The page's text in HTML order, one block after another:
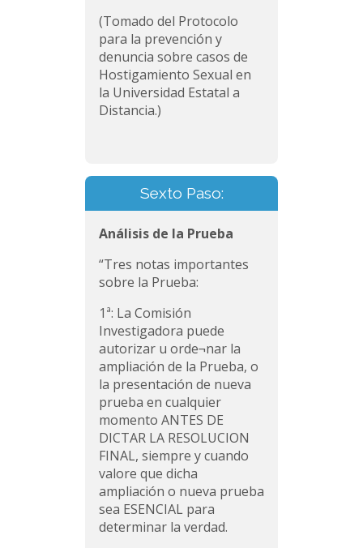
(Tomado del Protocolo
para la prevención y
denuncia sobre casos de
Hostigamiento Sexual en
la Universidad Estatal a
Distancia.)
Sexto Paso:
Análisis de la Prueba
“Tres notas importantes
sobre la Prueba:
1ª: La Comisión
Investigadora puede
autorizar u orde¬nar la
ampliación de la Prueba, o
la presentación de nueva
prueba en cualquier
momento ANTES DE
DICTAR LA RESOLUCION
FINAL, siempre y cuando
valore que dicha
ampliación o nueva prueba
sea ESENCIAL para
determinar la verdad.